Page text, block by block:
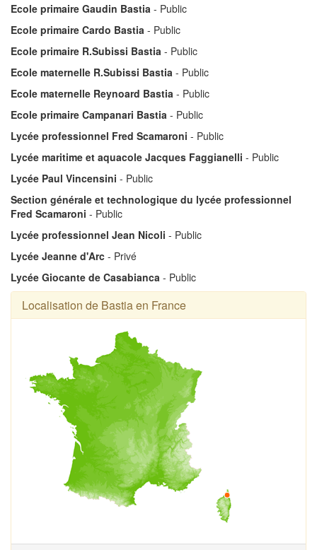
Ecole primaire Gaudin Bastia - Public
Ecole primaire Cardo Bastia - Public
Ecole primaire R.Subissi Bastia - Public
Ecole maternelle R.Subissi Bastia - Public
Ecole maternelle Reynoard Bastia - Public
Ecole primaire Campanari Bastia - Public
Lycée professionnel Fred Scamaroni - Public
Lycée maritime et aquacole Jacques Faggianelli - Public
Lycée Paul Vincensini - Public
Section générale et technologique du lycée professionnel
Fred Scamaroni - Public
Lycée professionnel Jean Nicoli - Public
Lycée Jeanne d'Arc - Privé
Lycée Giocante de Casabianca - Public
Localisation de Bastia en France